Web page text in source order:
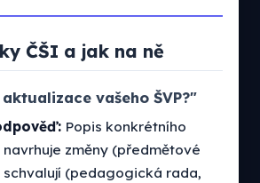
ČŠI a jak na ně
vašeho ŠVP?"
Popis konkrétního
změny (předmětové
schvalují (pedagogická rada,